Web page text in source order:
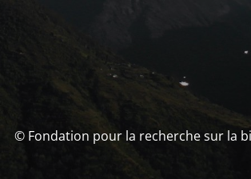
© Fondation pour la recherche sur la